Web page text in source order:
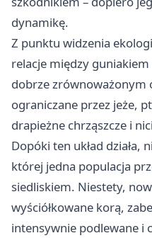
dynamikę.
Z punktu widzenia
relacje między
dobrze zrównoważonym
ograniczane przez jeże,
drapieżne chrząszcze i
Dopóki ten układ działa,
której jedna populacja
siedliskiem. Niestety,
wyściółkowane korą,
intensywnie podlewane i